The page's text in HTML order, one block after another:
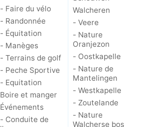
- Faire du vélo
- Randonnée
- Équitation
- Manèges
- Terrains de golf
- Peche Sportive
- Equitation
Boire et manger
Événements
- Conduite de
Walcheren
- Veere
- Nature
Oranjezon
- Oostkapelle
- Nature de
Mantelingen
- Westkapelle
- Zoutelande
- Nature
Walcherse bos